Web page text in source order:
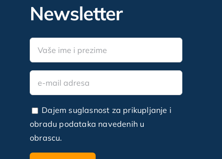
Newsletter
Dajem suglasnost za prikupljanje i
obradu podataka navedenih u
obrascu.